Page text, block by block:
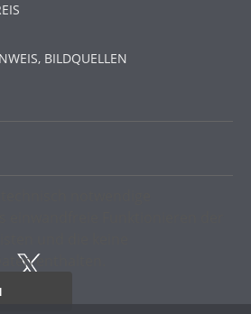
BILDQUELLEN
einwandfreie Funktionieren der
enthalten.